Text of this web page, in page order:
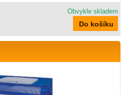
Obvykle skladem